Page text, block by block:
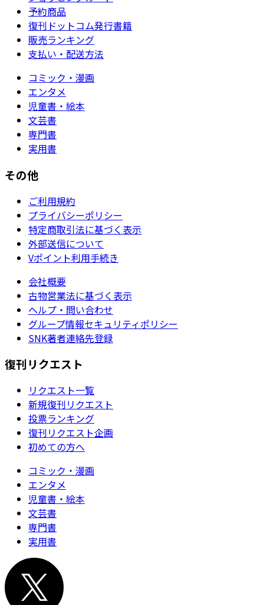
予約商品
復刊ドットコム発行書籍
販売ランキング
支払い・配送方法
コミック・漫画
エンタメ
児童書・絵本
文芸書
専門書
実用書
その他
ご利用規約
プライバシーポリシー
特定商取引法に基づく表示
外部送信について
Vポイント利用手続き
会社概要
古物営業法に基づく表示
ヘルプ・問い合わせ
グループ情報セキュリティポリシー
SNK著者連絡先登録
復刊リクエスト
リクエスト一覧
新規復刊リクエスト
投票ランキング
復刊リクエスト企画
初めての方へ
コミック・漫画
エンタメ
児童書・絵本
文芸書
専門書
実用書